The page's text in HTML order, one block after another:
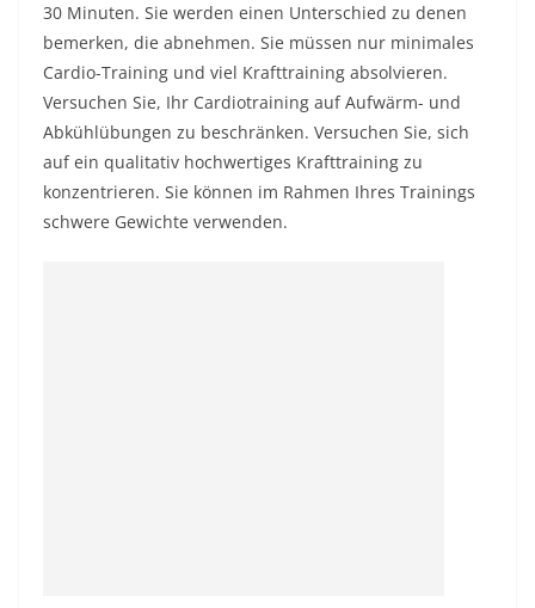
30 Minuten. Sie werden einen Unterschied zu denen
bemerken, die abnehmen. Sie müssen nur minimales
Cardio-Training und viel Krafttraining absolvieren.
Versuchen Sie, Ihr Cardiotraining auf Aufwärm- und
Abkühlübungen zu beschränken. Versuchen Sie, sich
auf ein qualitativ hochwertiges Krafttraining zu
konzentrieren. Sie können im Rahmen Ihres Trainings
schwere Gewichte verwenden.